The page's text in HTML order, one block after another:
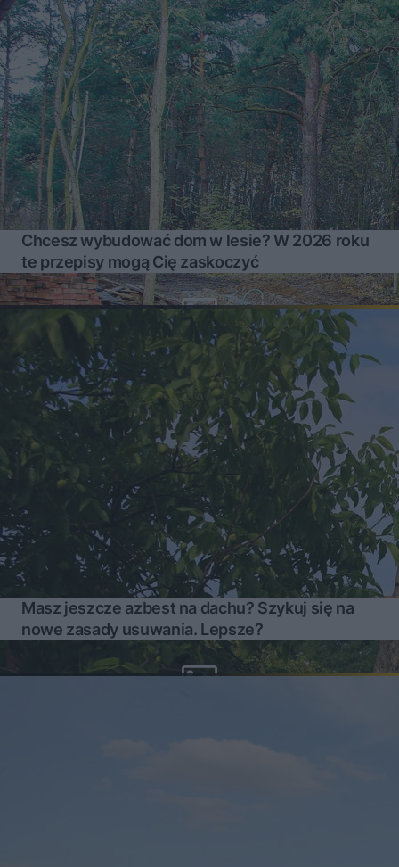
Chcesz wybudować dom w lesie? W 2026 roku
te przepisy mogą Cię zaskoczyć
Masz jeszcze azbest na dachu? Szykuj się na
nowe zasady usuwania. Lepsze?